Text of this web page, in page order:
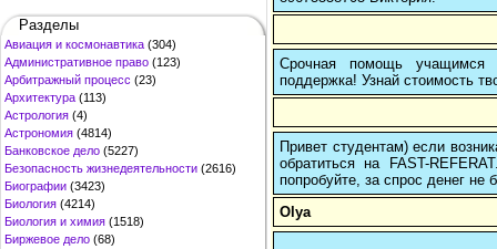
Разделы
Авиация и космонавтика (304)
Административное право (123)
Арбитражный процесс (23)
Архитектура (113)
Астрология (4)
Астрономия (4814)
Банковское дело (5227)
Безопасность жизнедеятельности (2616)
Биографии (3423)
Биология (4214)
Биология и химия (1518)
Биржевое дело (68)
Срочная помощь учащимся в
поддержка! Узнай стоимость
Привет студентам) если
обратиться на FAST-
попробуйте, за спрос денег не
Olya